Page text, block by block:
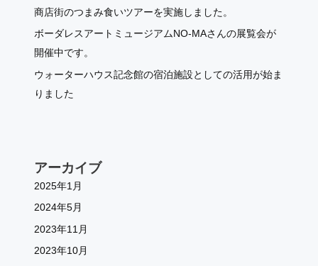
商店街のつまみ食いツアーを実施しました。
ボーダレスアートミュージアムNO-MAさんの展覧会が
開催中です。
ウォーターハウス記念館の宿泊施設としての活用が始ま
りました
アーカイブ
2025年1月
2024年5月
2023年11月
2023年10月